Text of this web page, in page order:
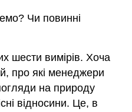
Чи повинні
шести вимірів. Хоча
про які менеджери
на природу
відносини. Це, в